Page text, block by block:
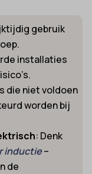
gebruik
installaties
die niet voldoen
worden bij
: Denk
inductie–
de